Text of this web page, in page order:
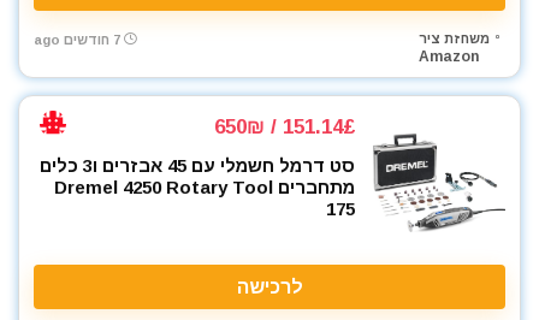
ראטצ'ט נטען / חשמלי
רתכות
רתכת אלקטרונית
רתכת ארגון TIG
שואבי אבק
All categories
משחזת ציר
Amazon
7 חודשים ago
151.14£ / 650₪
סט דרמל חשמלי עם 45 אבזרים ו3 כלים
מתחברים Dremel 4250 Rotary Tool
175
לרכישה